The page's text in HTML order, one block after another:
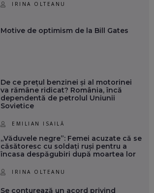
IRINA OLTEANU
Motive de optimism de la Bill Gates
De ce prețul benzinei și al motorinei
va rămâne ridicat? România, încă
dependentă de petrolul Uniunii
Sovietice
EMILIAN ISAILĂ
„Văduvele negre”: Femei acuzate că se
căsătoresc cu soldați ruși pentru a
încasa despăgubiri după moartea lor
IRINA OLTEANU
Se conturează un acord privind